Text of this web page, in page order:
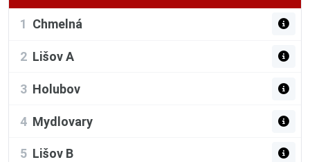
1 Chmelná
2 Lišov A
3 Holubov
4 Mydlovary
5 Lišov B